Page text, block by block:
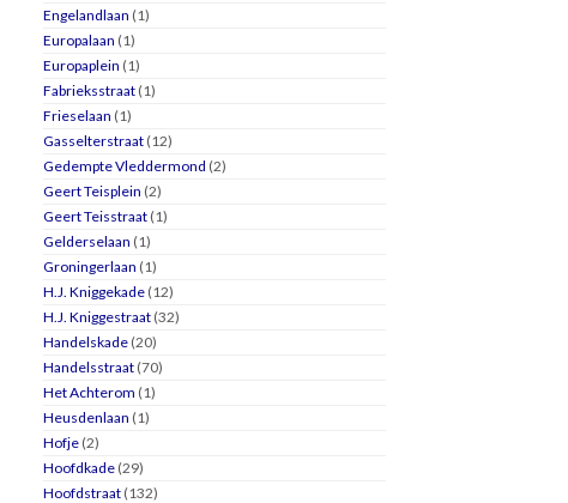
Engelandlaan (1)
Europalaan (1)
Europaplein (1)
Fabrieksstraat (1)
Frieselaan (1)
Gasselterstraat (12)
Gedempte Vleddermond (2)
Geert Teisplein (2)
Geert Teisstraat (1)
Gelderselaan (1)
Groningerlaan (1)
H.J. Kniggekade (12)
H.J. Kniggestraat (32)
Handelskade (20)
Handelsstraat (70)
Het Achterom (1)
Heusdenlaan (1)
Hofje (2)
Hoofdkade (29)
Hoofdstraat (132)